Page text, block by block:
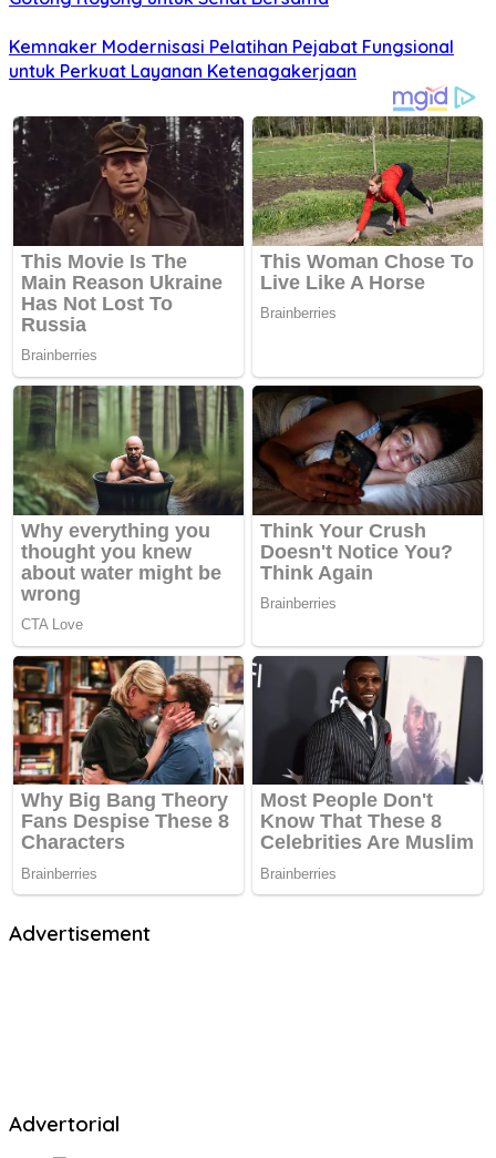
Kemnaker Modernisasi Pelatihan Pejabat Fungsional
untuk Perkuat Layanan Ketenagakerjaan
Advertisement
Advertorial